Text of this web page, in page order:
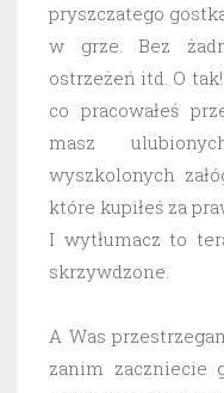
pryszczatego
w grze. Bez
ostrzeżeń itd. O
co pracowałeś
masz
wyszkolonych
które kupiłeś za
I wytłumacz to
skrzywdzone.
A Was
zanim zaczniecie